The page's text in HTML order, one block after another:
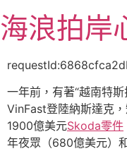
至
主
容
海浪拍岸
一年前，有著“越南特
VinFast登陸納斯達克
1900億美元Skoda零件
年夜眾（680億美元）